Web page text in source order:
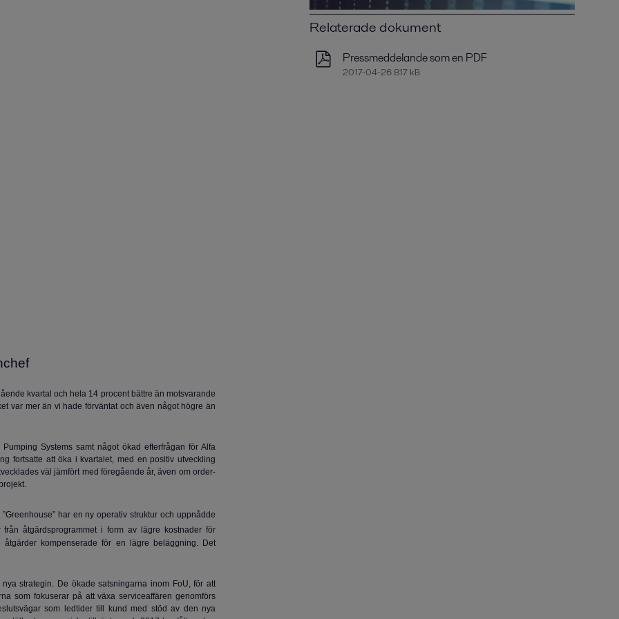
kvartal och hela 14 procent bättre än motsvarande
var mer än vi hade förväntat och även något högre än
Systems samt något ökad efterfrågan för Alfa
fortsatte att öka i kvartalet, med en positiv utveckling
väl jämfört med föregående år, även om order­
har en ny operativ struktur och uppnådde
åtgärdsprogrammet i form av lägre kostnader för
kompenserade för en lägre beläggning. Det
strategin. De ökade satsningarna inom FoU, för att
som fokuserar på att växa serviceaffären genomförs
som ledtider till kund med stöd av den nya
Relaterade dokument
Pressmeddelande som en PDF
2017-04-26 817 kB